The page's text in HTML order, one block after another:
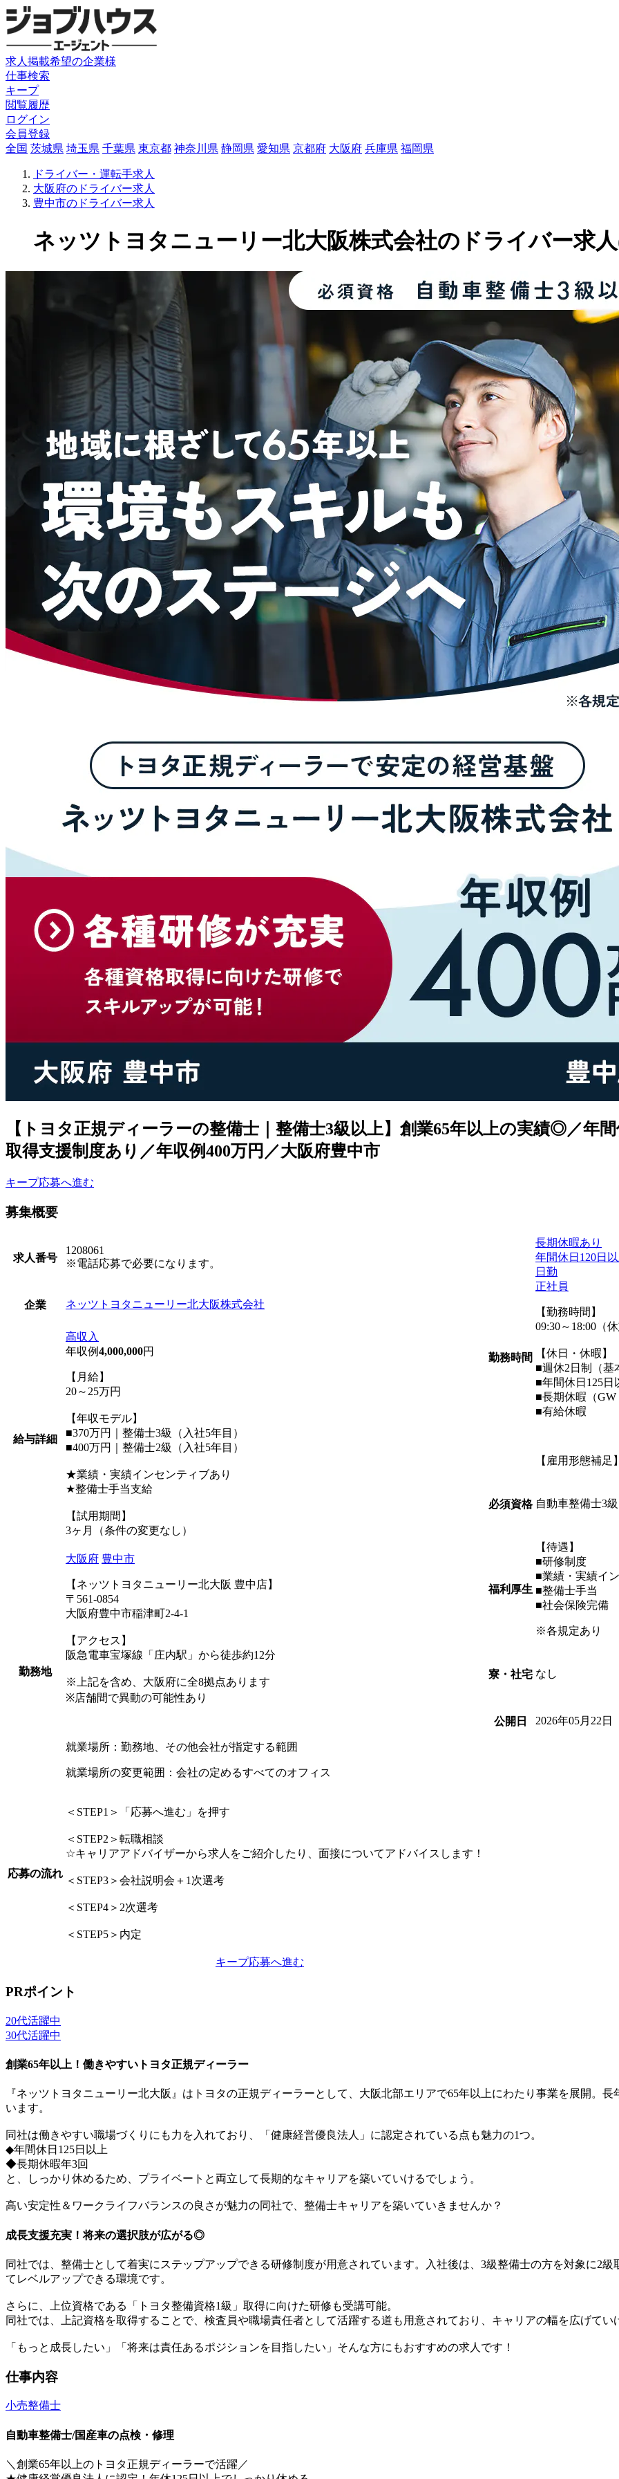
求人掲載希望の企業様
仕事検索
キープ
閲覧履歴
ログイン
会員登録
全国 茨城県 埼玉県 千葉県 東京都 神奈川県 静岡県 愛知県 京都府 大阪府 兵庫県 福岡県
ドライバー・運転手求人
大阪府のドライバー求人
豊中市のドライバー求人
ネッツトヨタニューリー北大阪株式会社のドライバー求人
【トヨタ正規ディーラーの整備士｜整備士3級以上】創業65年以上の実績◎／年
取得支援制度あり／年収例400万円／大阪府豊中市
キープ応募へ進む
募集概要
求人番号
1208061
※電話応募で必要になります。
企業 ネッツトヨタニューリー北大阪株式会社
給与詳細
高収入
年収例4,000,000円
【月給】
20～25万円
【年収モデル】
■370万円｜整備士3級（入社5年目）
■400万円｜整備士2級（入社5年目）
★業績・実績インセンティブあり
★整備士手当支給
【試用期間】
3ヶ月（条件の変更なし）
勤務地
大阪府 豊中市
【ネッツトヨタニューリー北大阪 豊中店】
〒561-0854
大阪府豊中市稲津町2-4-1
【アクセス】
阪急電車宝塚線「庄内駅」から徒歩約12分
※上記を含め、大阪府に全8拠点あります
※店舗間で異動の可能性あり
就業場所：勤務地、その他会社が指定する範囲
就業場所の変更範囲：会社の定めるすべてのオフィス
応募の流れ
＜STEP1＞「応募へ進む」を押す
＜STEP2＞転職相談
☆キャリアアドバイザーから求人をご紹介したり、面接についてアドバイスします！
＜STEP3＞会社説明会＋1次選考
＜STEP4＞2次選考
＜STEP5＞内定
勤務時間
長期休暇あり
年間休日120日
日勤
正社員
【勤務時間】
09:30～18:00（
【休日・休暇】
■週休2日制（基
■年間休日125日
■長期休暇（GW
■有給休暇
【雇用形態補
必須資格 自動車整備士3
福利厚生
【待遇】
■研修制度
■業績・実績イ
■整備士手当
■社会保険完備
※各規定あり
寮・社宅 なし
公開日 2026年05月22日
キープ応募へ進む
PRポイント
20代活躍中
30代活躍中
創業65年以上！働きやすいトヨタ正規ディーラー
『ネッツトヨタニューリー北大阪』はトヨタの正規ディーラーとして、大阪北部エリアで65年以上にわたり事業を展開。
います。
同社は働きやすい職場づくりにも力を入れており、「健康経営優良法人」に認定されている点も魅力の1つ。
◆年間休日125日以上
◆長期休暇年3回
と、しっかり休めるため、プライベートと両立して長期的なキャリアを築いていけるでしょう。
高い安定性＆ワークライフバランスの良さが魅力の同社で、整備士キャリアを築いていきませんか？
成長支援充実！将来の選択肢が広がる◎
同社では、整備士として着実にステップアップできる研修制度が用意されています。入社後は、3級整備士の方を対象に2
てレベルアップできる環境です。
さらに、上位資格である「トヨタ整備資格1級」取得に向けた研修も受講可能。
同社では、上記資格を取得することで、検査員や職場責任者として活躍する道も用意されており、キャリアの幅を広げてい
「もっと成長したい」「将来は責任あるポジションを目指したい」そんな方にもおすすめの求人です！
仕事内容
小売整備士
自動車整備士/国産車の点検・修理
＼創業65年以上のトヨタ正規ディーラーで活躍／